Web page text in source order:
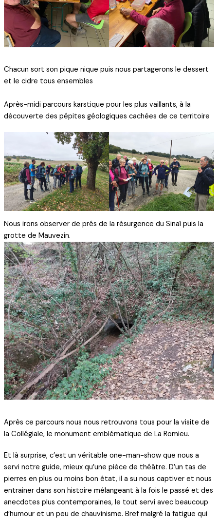
Chacun sort son pique nique puis nous partagerons le dessert
et le cidre tous ensembles
Après-midi parcours karstique pour les plus vaillants, à la
découverte des pépites géologiques cachées de ce territoire
Nous irons observer de prés de la résurgence du Sinaï puis la
grotte de Mauvezin.
Après ce parcours nous nous retrouvons tous pour la visite de
la Collégiale, le monument emblématique de La Romieu.
Et là surprise, c’est un véritable one-man-show que nous a
servi notre guide, mieux qu’une pièce de théâtre. D’un tas de
pierres en plus ou moins bon état, il a su nous captiver et nous
entrainer dans son histoire mélangeant à la fois le passé et des
anecdotes plus contemporaines, le tout servi avec beaucoup
d’humour et un peu de chauvinisme. Bref malgré la fatigue qui